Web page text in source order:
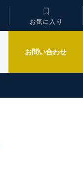
お気に入り
お問い合わせ